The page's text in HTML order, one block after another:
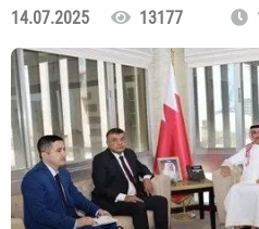
14.07.2025 13177